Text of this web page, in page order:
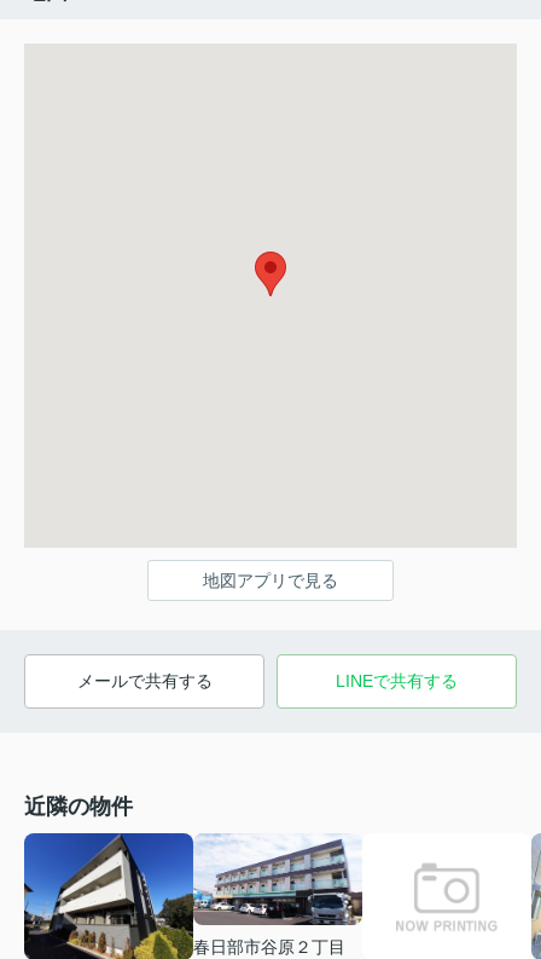
地図アプリで見る
メールで共有する LINEで共有する
近隣の物件
春日部市谷原２丁目